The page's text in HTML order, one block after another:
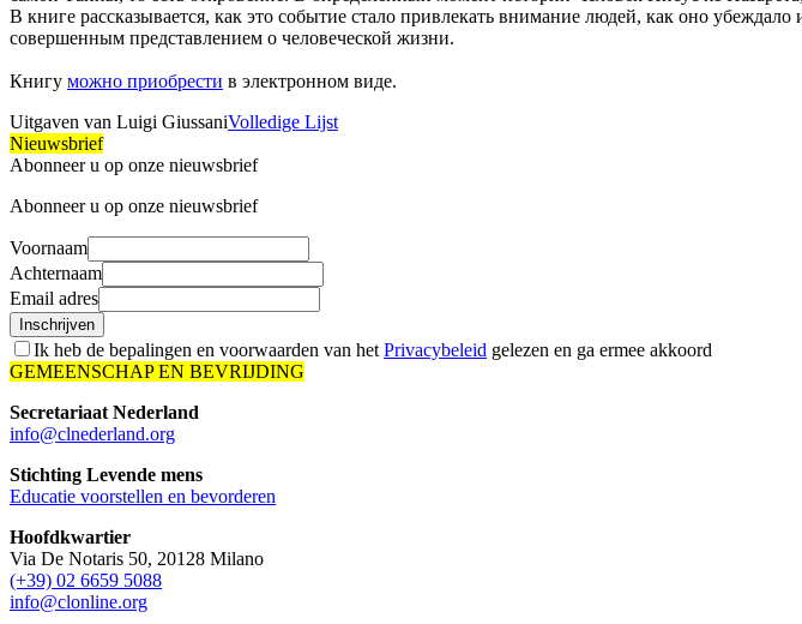
В книге рассказывается, как это событие стало привлекать внимание людей, как оно
совершенным представлением о человеческой жизни.
Книгу можно приобрести в электронном виде.
Uitgaven van Luigi GiussaniVolledige Lijst
Nieuwsbrief
Abonneer u op onze nieuwsbrief
Abonneer u op onze nieuwsbrief
Voornaam
Achternaam
Email adres
Inschrijven
Ik heb de bepalingen en voorwaarden van het Privacybeleid gelezen en ga ermee akkoord
GEMEENSCHAP EN BEVRIJDING
Secretariaat Nederland
info@clnederland.org
Stichting Levende mens
Educatie voorstellen en bevorderen
Hoofdkwartier
Via De Notaris 50, 20128 Milano
(+39) 02 6659 5088
info@clonline.org